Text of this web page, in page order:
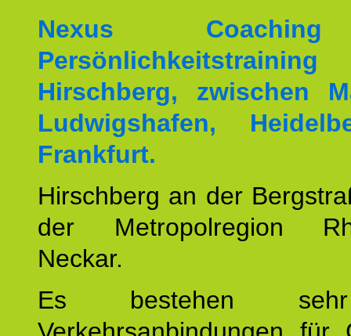
Nexus
Hirschberg, zwischen
Ludwigshafen,
Frankfurt.
Hirschberg an der
der Metropolregion
Neckar.
Es bestehen